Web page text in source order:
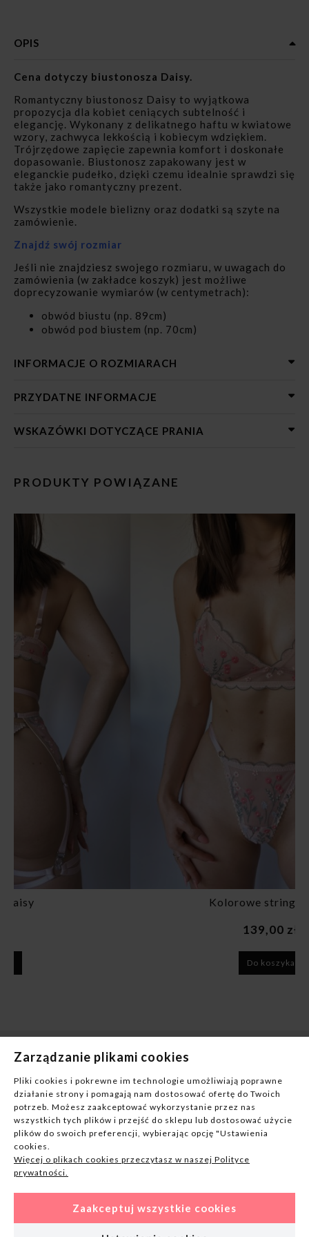
OPIS
Cena dotyczy biustonosza Daisy.
Romantyczny biustonosz Daisy to wyjątkowa
propozycja dla kobiet ceniących subtelność i
elegancję. Wykonany z delikatnego haftu w kwiatowe
wzory, zachwyca lekkością i kobiecym wdziękiem.
Trójrzędowe zapięcie zapewnia komfort i doskonałe
dopasowanie. Biustonosz zapakowany jest w
eleganckie pudełko, dzięki czemu idealnie sprawdzi się
także jako romantyczny prezent.
Wszystkie modele bielizny oraz dodatki są szyte na
zamówienie.
Znajdź swój rozmiar
Jeśli nie znajdziesz swojego rozmiaru, w uwagach do
zamówienia (w zakładce koszyk) jest możliwe
doprecyzowanie wymiarów (w centymetrach):
obwód biustu (np. 89cm)
obwód pod biustem (np. 70cm)
INFORMACJE O ROZMIARACH
PRZYDATNE INFORMACJE
WSKAZÓWKI DOTYCZĄCE PRANIA
PRODUKTY POWIĄZANE
Kolorowe stringi Daisy
NA PREZENT
INFORMACJE
REGULAMIN
Zarządzanie plikami cookies
Pliki cookies i pokrewne im technologie umożliwiają poprawne
działanie strony i pomagają nam dostosować ofertę do Twoich
potrzeb. Możesz zaakceptować wykorzystanie przez nas
wszystkich tych plików i przejść do sklepu lub dostosować użycie
plików do swoich preferencji, wybierając opcję "Ustawienia
cookies.
Więcej o plikach cookies przeczytasz w naszej Polityce
prywatności.
Zaakceptuj wszystkie cookies